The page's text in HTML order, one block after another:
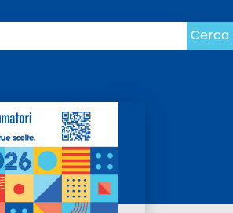
Cerca